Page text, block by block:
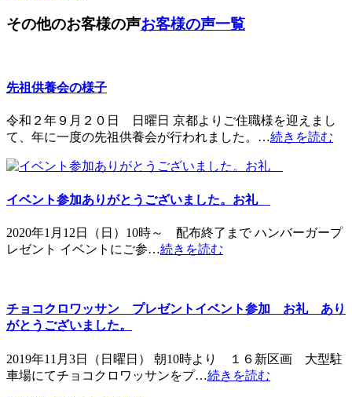
その他のお客様の声お客様の声一覧
先祖供養会の様子
令和２年９月２０日 日曜日 京都よりご住職様を迎えまし
て、年に一度の先祖供養会が行われました。…続きを読む
イベント参加ありがとうございました。お礼
2020年1月12日（日）10時～ 配布終了まで ハンバーガープ
レゼント イベントにご参…続きを読む
チョコクロワッサン プレゼントイベント参加 お礼 あり
がとうございました。
2019年11月3日（日曜日） 朝10時より １６新区画 大型駐
車場にてチョコクロワッサンをプ…続きを読む